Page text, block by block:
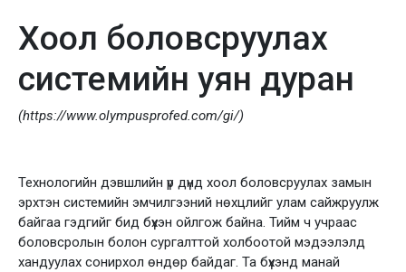
Хоол боловсруулах
системийн уян дуран
(https://www.olympusprofed.com/gi/)
Технологийн дэвшлийн үр дүнд хоол боловсруулах замын
эрхтэн системийн эмчилгээний нөхцлийг улам сайжруулж
байгаа гэдгийг бид бүхэн ойлгож байна. Тийм ч учраас
боловсролын болон сургалттой холбоотой мэдээлэлд
хандуулах сонирхол өндөр байдаг. Та бүхэнд манай